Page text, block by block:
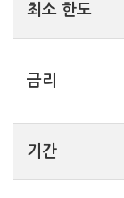
최소 한도
금리
기간